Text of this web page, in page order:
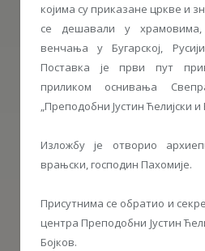
којима су приказане цркве и
се дешавали у
венчања у Бугарској,
Поставка је први пут
приликом оснивања
„Преподобни Јустин Ћелијски
Изложбу је отворио
врањски, господин Пахомије.
Присутнима се обратио и
центра Преподобни Јустин
Бојков.